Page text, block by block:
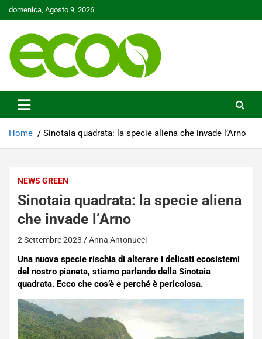
Skip
to
domenica, Agosto 9, 2026
Ecoo.it
Home Sinotaia quadrata: la specie aliena che invade l’Arno
NEWS GREEN
Sinotaia quadrata: la specie aliena
che invade l’Arno
2 Settembre 2023 Anna Antonucci
Una nuova specie rischia di alterare i delicati ecosistemi
del nostro pianeta, stiamo parlando della Sinotaia
quadrata. Ecco che cos’è e perché è pericolosa.